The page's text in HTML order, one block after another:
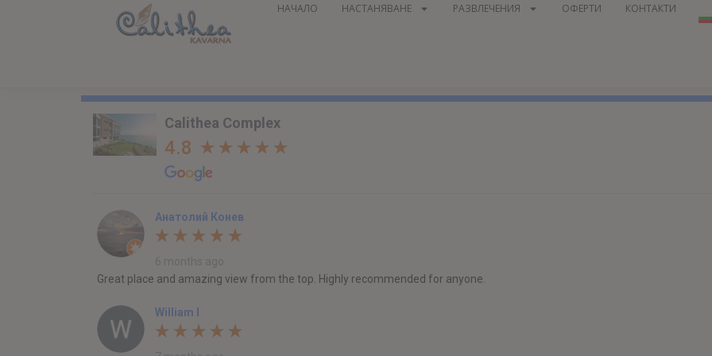
НАЧАЛО НАСТАНЯВАНЕ РАЗВЛЕЧЕНИЯ ОФЕРТИ КОНТАКТИ
Calithea Complex
4.8
Анатолий Конев
Great place and amazing view from the top. Highly recommended for anyone.
William I